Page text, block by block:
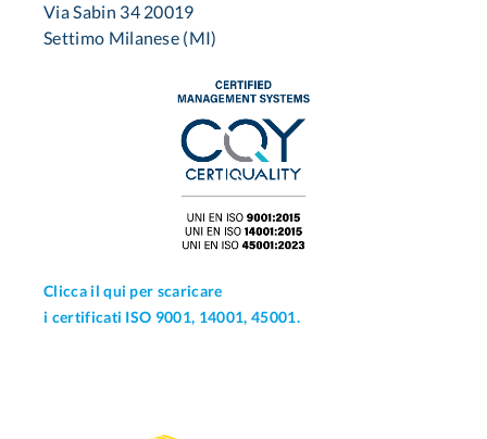
Via Sabin 34 20019
Settimo Milanese (MI)
Clicca il qui per scaricare
i certificati ISO 9001, 14001, 45001.